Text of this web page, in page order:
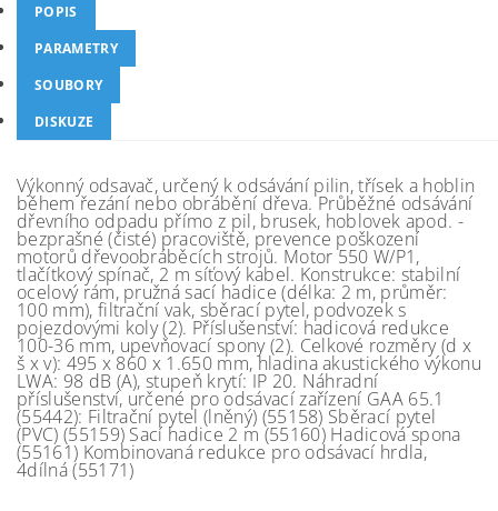
POPIS
PARAMETRY
SOUBORY
DISKUZE
Výkonný odsavač, určený k odsávání pilin, třísek a hoblin
během řezání nebo obrábění dřeva. Průběžné odsávání
dřevního odpadu přímo z pil, brusek, hoblovek apod. -
bezprašné (čisté) pracoviště, prevence poškození
motorů dřevoobráběcích strojů. Motor 550 W/P1,
tlačítkový spínač, 2 m síťový kabel. Konstrukce: stabilní
ocelový rám, pružná sací hadice (délka: 2 m, průměr:
100 mm), filtrační vak, sběrací pytel, podvozek s
pojezdovými koly (2). Příslušenství: hadicová redukce
100-36 mm, upevňovací spony (2). Celkové rozměry (d x
š x v): 495 x 860 x 1.650 mm, hladina akustického výkonu
LWA: 98 dB (A), stupeň krytí: IP 20. Náhradní
příslušenství, určené pro odsávací zařízení GAA 65.1
(55442): Filtrační pytel (lněný) (55158) Sběrací pytel
(PVC) (55159) Sací hadice 2 m (55160) Hadicová spona
(55161) Kombinovaná redukce pro odsávací hrdla,
4dílná (55171)